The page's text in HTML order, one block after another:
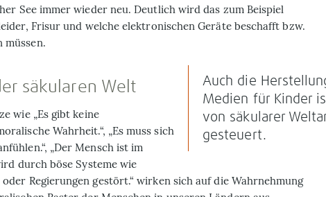
See immer wieder neu. Deutlich wird das zum Beispiel
Frisur und welche elektronischen Geräte beschafft bzw.
müssen.
Auch die
Medien für Kinder
von säkularer
gesteuert.
säkularen Welt
wie „Es gibt keine
Wahrheit.“, „Es muss sich
„Der Mensch ist im
durch böse Systeme wie
oder Regierungen gestört.“ wirken sich auf die Wahrnehmung